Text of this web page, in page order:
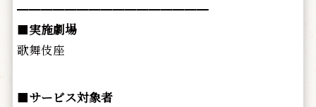
━━━━━━━━━━━━━━━━
■実施劇場
歌舞伎座
■サービス対象者